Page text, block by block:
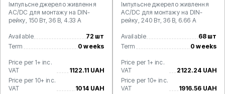
Імпульсне джерело живлення
AC/DC для монтажу на DIN-
рейку, 150 Вт, 36 В, 4.33 А
Available
72 шт
Term
0 weeks
Price per 1+ inc.
VAT
1122.11 UAH
Price per 10+ inc.
VAT
1014 UAH
Імпульсне джерело живлення
AC/DC для монтажу на DIN-
рейку, 240 Вт, 36 В, 6.66 А
Available
68 шт
Term
0 weeks
Price per 1+ inc.
VAT
2122.24 UAH
Price per 10+ inc.
VAT
1916.56 UAH